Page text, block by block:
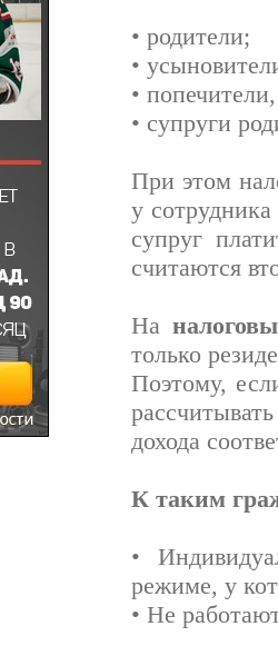
• родители;
•
•
• супруги
При этом
у
супруг
считаются
На
только
Поэтому,
дохода
К таким
•
режиме, у
• Не